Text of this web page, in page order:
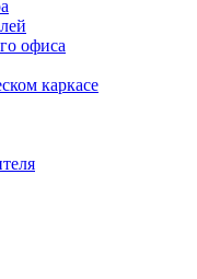
офиса
каркасе